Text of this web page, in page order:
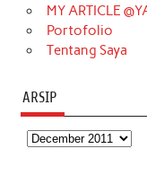
MY ARTICLE
Portofolio
Tentang Saya
ARSIP
Arsip